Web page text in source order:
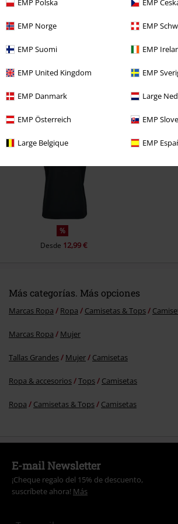
EMP Polska EMP
EMP Norge EMP
EMP Suomi EMP
EMP United Kingdom EMP
EMP Danmark Large
EMP Österreich EMP
Large Belgique EMP
¿Te ha sido útil esta opinión?
Enviar comentario
Última visita
%
Desde 12,99 €
Más categorías. Más opciones
Marcas Ropa Ropa Camisetas & Tops
Marcas Ropa Mujer
Tallas Grandes Mujer Camisetas
Ropa & accesorios Tops Camisetas
Ropa Camisetas & Tops Camisetas
E-mail Newsletter
¡Cheque regalo del 15% de descuento,
suscríbete ahora! Más